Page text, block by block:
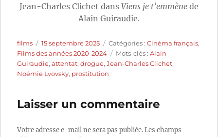
Jean-Charles Clichet dans Viens je t’emmène de
Alain Guiraudie.
Auteur
films
Publié
le
15 septembre 2025 Catégories
Catégories :Cinéma français,
Films des années 2020-2024
Étiquettes
Mots-clés :Alain
Guiraudie,attentat,drogue,Jean-Charles Clichet,
Noémie Lvovsky, prostitution
Laisser un commentaire
Votre adresse e-mail ne sera pas publiée.Les champs